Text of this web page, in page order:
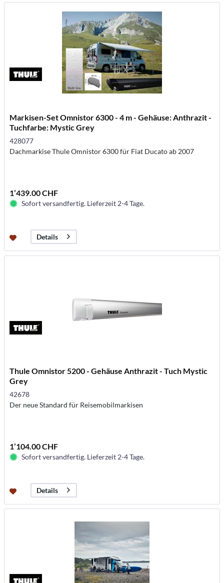
Markisen-Set Omnistor 6300 - 4 m - Gehäuse: Anthrazit -
Tuchfarbe: Mystic Grey
428077
Dachmarkise Thule Omnistor 6300 für Fiat Ducato ab 2007
1’439.00 CHF
Sofort versandfertig. Lieferzeit 2-4 Tage.
Details
Thule Omnistor 5200 - Gehäuse Anthrazit - Tuch Mystic
Grey
42678
Der neue Standard für Reisemobilmarkisen
1’104.00 CHF
Sofort versandfertig. Lieferzeit 2-4 Tage.
Details